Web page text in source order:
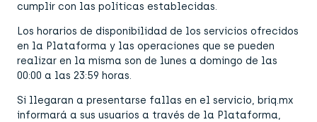
cumplir con las políticas establecidas.
Los horarios de disponibilidad de los servicios ofrecidos
en la Plataforma y las operaciones que se pueden
realizar en la misma son de lunes a domingo de las
00:00 a las 23:59 horas.
Si llegaran a presentarse fallas en el servicio, briq.mx
informará a sus usuarios a través de la Plataforma,